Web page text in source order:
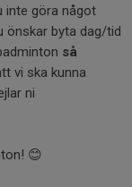
inte göra något
önskar byta dag/tid
så
vi ska kunna
ni
😊